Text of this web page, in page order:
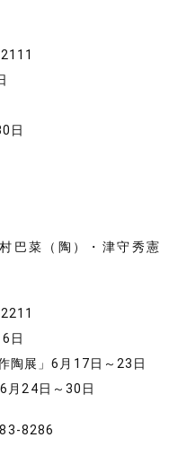
日
巴菜（陶）・津守秀憲
日
陶展」6月17日～23日
月24日～30日
8286